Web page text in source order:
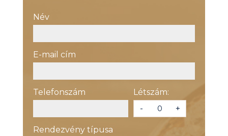
Név
E-mail cím
Telefonszám
Létszám:
-
+
Rendezvény típusa